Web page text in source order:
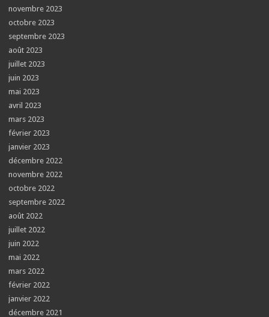
novembre 2023
octobre 2023
septembre 2023
août 2023
juillet 2023
juin 2023
mai 2023
avril 2023
mars 2023
février 2023
janvier 2023
décembre 2022
novembre 2022
octobre 2022
septembre 2022
août 2022
juillet 2022
juin 2022
mai 2022
mars 2022
février 2022
janvier 2022
décembre 2021